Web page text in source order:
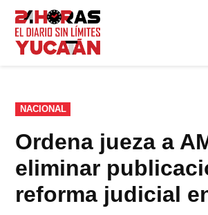
Saltar
contenido
PUBLICADO
EN
NACIONAL
Ordena jueza a
eliminar
reforma judicial